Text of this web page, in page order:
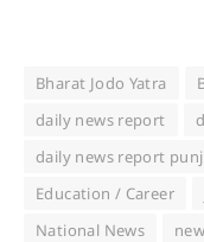
Bharat Jodo Yatra
daily news report
daily news report
Education / Career
National News